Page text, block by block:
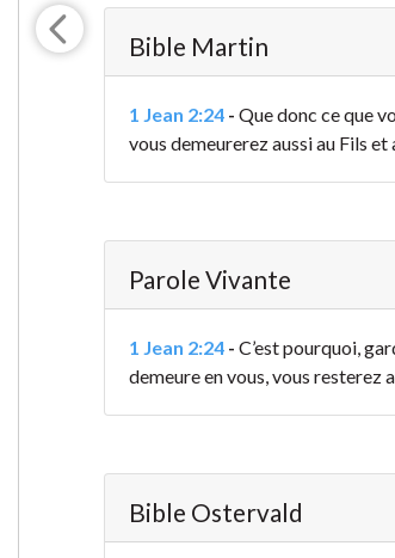
Bible Martin
1 Jean 2:24- Que donc ce que
vous demeurerez aussi au Fils et
Parole Vivante
1 Jean 2:24- C’est pourquoi,
demeure en vous, vous resterez
Bible Ostervald